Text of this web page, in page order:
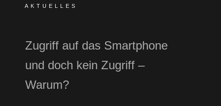
AKTUELLES
Zugriff auf das Smartphone
und doch kein Zugriff –
Warum?